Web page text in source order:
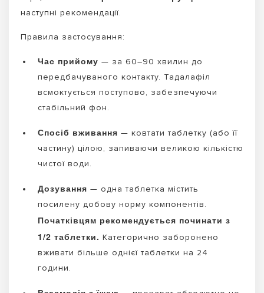
наступні рекомендації.
Правила застосування:
Час прийому — за 60–90 хвилин до
передбачуваного контакту. Тадалафіл
всмоктується поступово, забезпечуючи
стабільний фон.
Спосіб вживання — ковтати таблетку (або її
частину) цілою, запиваючи великою кількістю
чистої води.
Дозування — одна таблетка містить
посилену добову норму компонентів.
Початківцям рекомендується починати з
1/2 таблетки. Категорично заборонено
вживати більше однієї таблетки на 24
години.